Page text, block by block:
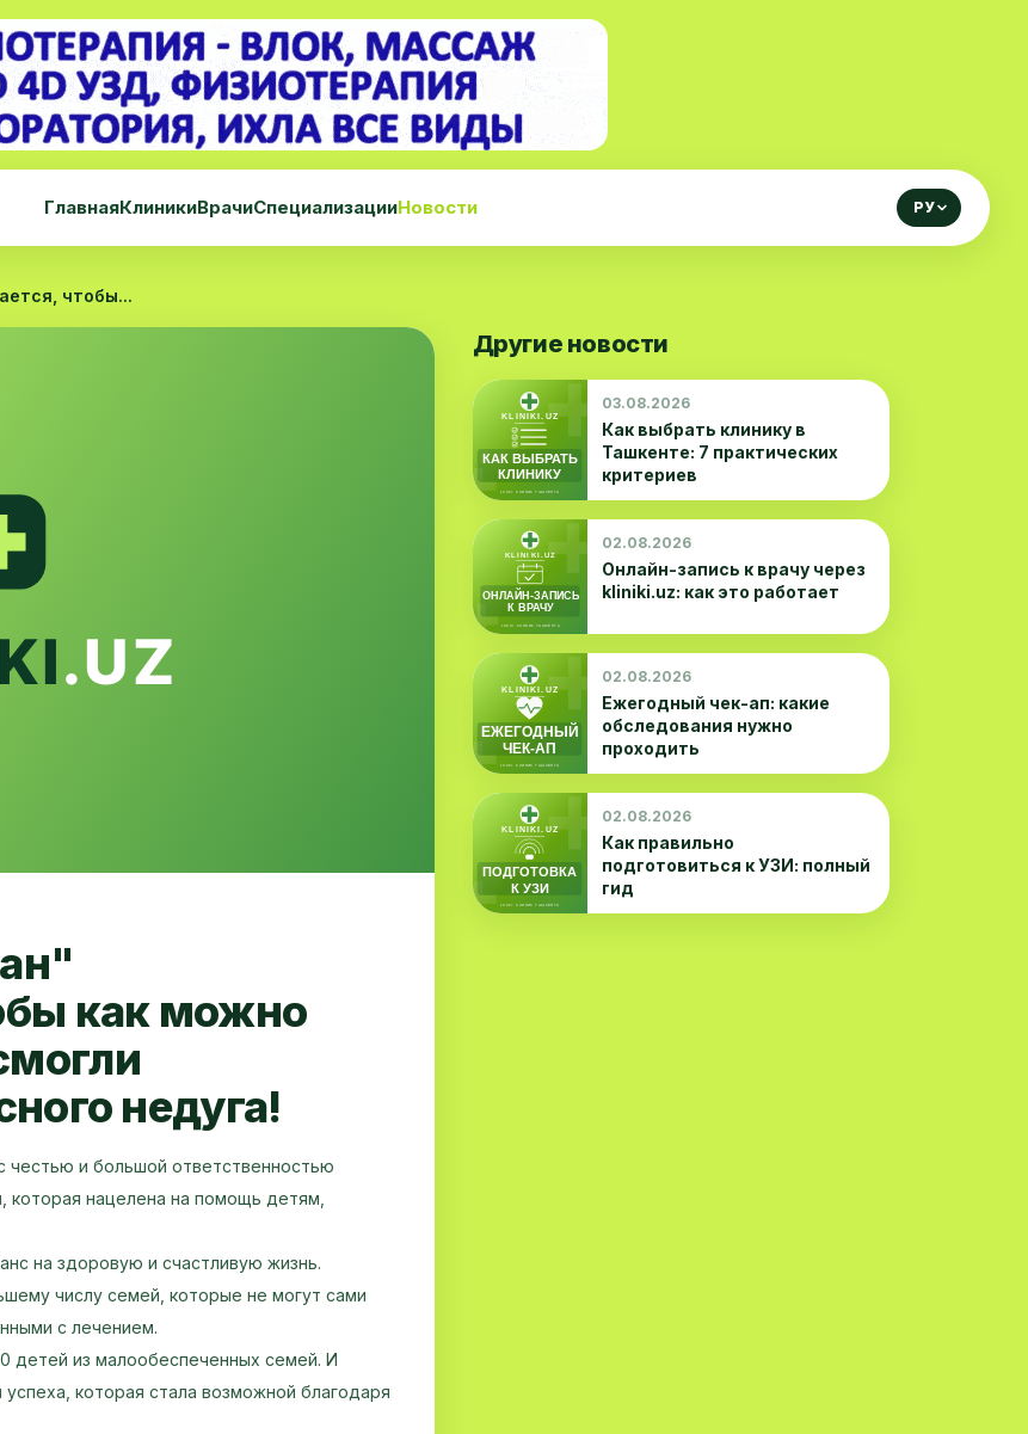
ГлавнаяКлиникиВрачиСпециализацииНовости РУ
чтобы...
как можно
недуга!
честью и большой ответственностью
которая нацелена на помощь детям,
на здоровую и счастливую жизнь.
числу семей, которые не могут сами
с лечением.
детей из малообеспеченных семей. И
которая стала возможной благодаря
Другие новости
03.08.2026
Как выбрать клинику в
Ташкенте: 7 практических
критериев
02.08.2026
Онлайн-запись к врачу через
kliniki.uz: как это работает
02.08.2026
Ежегодный чек-ап: какие
обследования нужно
проходить
02.08.2026
Как правильно
подготовиться к УЗИ: полный
гид